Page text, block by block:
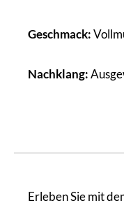
Geschmack:
Nachklang:
Erleben Sie mit